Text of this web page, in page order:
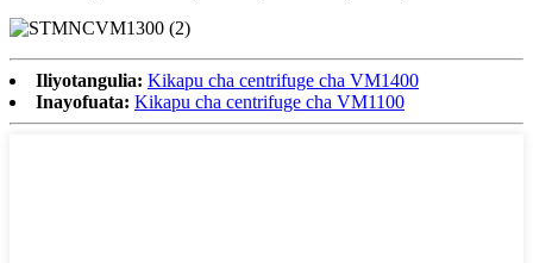
Iliyotangulia: Kikapu cha centrifuge cha VM1400
Inayofuata: Kikapu cha centrifuge cha VM1100